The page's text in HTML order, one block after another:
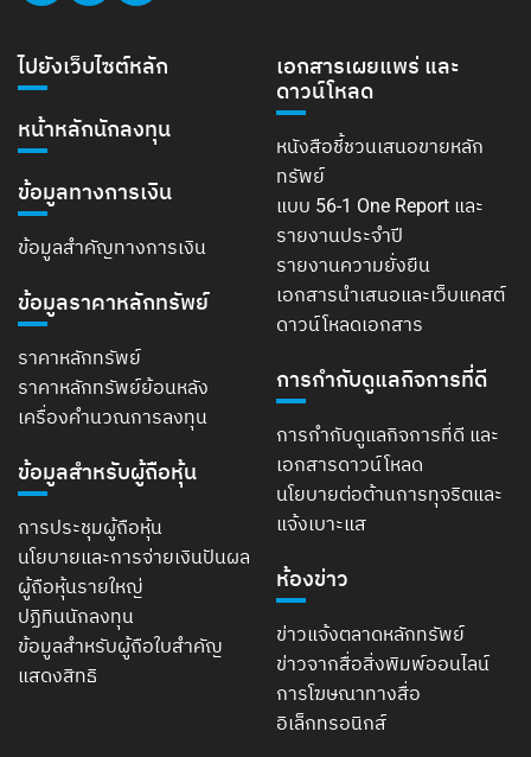
ไปยังเว็บไซต์หลัก
หน้าหลักนักลงทุน
ข้อมูลทางการเงิน
ข้อมูลสำคัญทางการเงิน
ข้อมูลราคาหลักทรัพย์
ราคาหลักทรัพย์
ราคาหลักทรัพย์ย้อนหลัง
เครื่องคำนวณการลงทุน
ข้อมูลสำหรับผู้ถือหุ้น
การประชุมผู้ถือหุ้น
นโยบายและการจ่ายเงินปันผล
ผู้ถือหุ้นรายใหญ่
ปฏิทินนักลงทุน
ข้อมูลสำหรับผู้ถือใบสำคัญ
แสดงสิทธิ
เอกสารเผยแพร่ และ
ดาวน์โหลด
หนังสือชี้ชวนเสนอขายหลัก
ทรัพย์
แบบ 56-1 One Report และ
รายงานประจำปี
รายงานความยั่งยืน
เอกสารนำเสนอและเว็บแคสต์
ดาวน์โหลดเอกสาร
การกำกับดูแลกิจการที่ดี
การกำกับดูแลกิจการที่ดี และ
เอกสารดาวน์โหลด
นโยบายต่อต้านการทุจริตและ
แจ้งเบาะแส
ห้องข่าว
ข่าวแจ้งตลาดหลักทรัพย์
ข่าวจากสื่อสิ่งพิมพ์ออนไลน์
การโฆษณาทางสื่อ
อิเล็กทรอนิกส์